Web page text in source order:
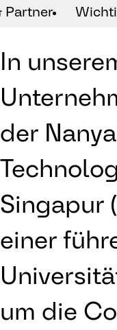
Partner
In
der
Singapur
einer
um die